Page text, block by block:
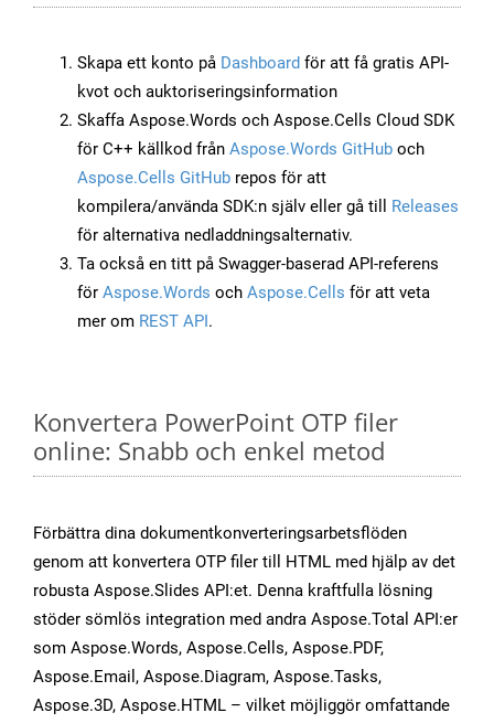
Skapa ett konto på Dashboard för att få gratis API-
kvot och auktoriseringsinformation
Skaffa Aspose.Words och Aspose.Cells Cloud SDK
för C++ källkod från Aspose.Words GitHub och
Aspose.Cells GitHub repos för att
kompilera/använda SDK:n själv eller gå till Releases
för alternativa nedladdningsalternativ.
Ta också en titt på Swagger-baserad API-referens
för Aspose.Words och Aspose.Cells för att veta
mer om REST API.
Konvertera PowerPoint OTP filer
online: Snabb och enkel metod
Förbättra dina dokumentkonverteringsarbetsflöden
genom att konvertera OTP filer till HTML med hjälp av det
robusta Aspose.Slides API:et. Denna kraftfulla lösning
stöder sömlös integration med andra Aspose.Total API:er
som Aspose.Words, Aspose.Cells, Aspose.PDF,
Aspose.Email, Aspose.Diagram, Aspose.Tasks,
Aspose.3D, Aspose.HTML – vilket möjliggör omfattande